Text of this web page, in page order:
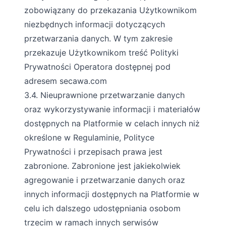
zobowiązany do przekazania Użytkownikom
niezbędnych informacji dotyczących
przetwarzania danych. W tym zakresie
przekazuje Użytkownikom treść Polityki
Prywatności Operatora dostępnej pod
adresem secawa.com
3.4. Nieuprawnione przetwarzanie danych
oraz wykorzystywanie informacji i materiałów
dostępnych na Platformie w celach innych niż
określone w Regulaminie, Polityce
Prywatności i przepisach prawa jest
zabronione. Zabronione jest jakiekolwiek
agregowanie i przetwarzanie danych oraz
innych informacji dostępnych na Platformie w
celu ich dalszego udostępniania osobom
trzecim w ramach innych serwisów